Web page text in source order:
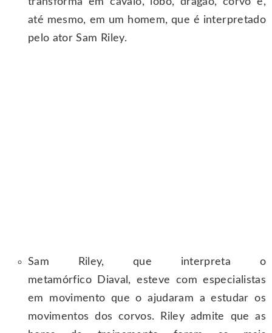
até mesmo, em um homem, que é interpretado
pelo ator Sam Riley.
Sam Riley, que interpreta o
metamórfico Diaval, esteve com especialistas
em movimento que o ajudaram a estudar os
movimentos dos corvos. Riley admite que as